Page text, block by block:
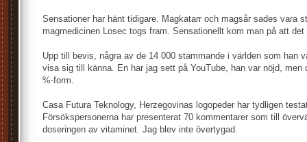
Sensationer har hänt tidigare. Magkatarr och magsår sades vara
magmedicinen Losec togs fram. Sensationellt kom man på att
Upp till bevis, några av de 14 000 stammande i världen som han
visa sig till känna. En har jag sett på YouTube, han var nöjd, men
%-form.
Casa Futura Teknology, Herzegovinas logopeder har tydligen
Försökspersonerna har presenterat 70 kommentarer som till
doseringen av vitaminet. Jag blev inte övertygad.